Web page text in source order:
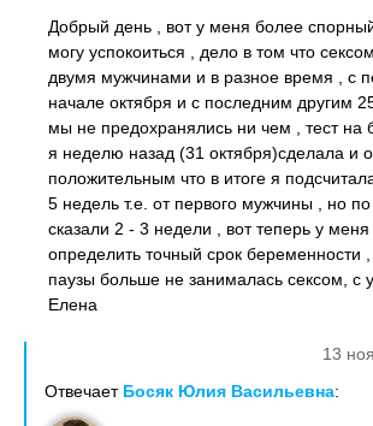
Добрый день , вот у меня более
могу успокоиться , дело в том что
двумя мужчинами и в разное время , с
начале октября и с последним другим
мы не предохранялись ни чем , тест на
я неделю назад (31 октября)сделала и
положительным что в итоге я
5 недель т.е. от первого мужчины , но по
сказали 2 - 3 недели , вот теперь у меня
определить точный срок беременности
паузы больше не занималась сексом, с
Елена
13
Отвечает Босяк Юлия Васильевна: